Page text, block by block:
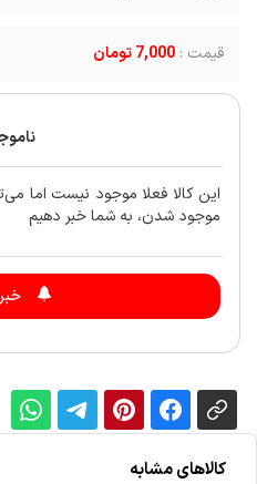
قیمت : 7,000 تومان
این کالا فعلا موجود نیست اما
موجود شدن، به شما خبر دهیم
کالاهای مشابه